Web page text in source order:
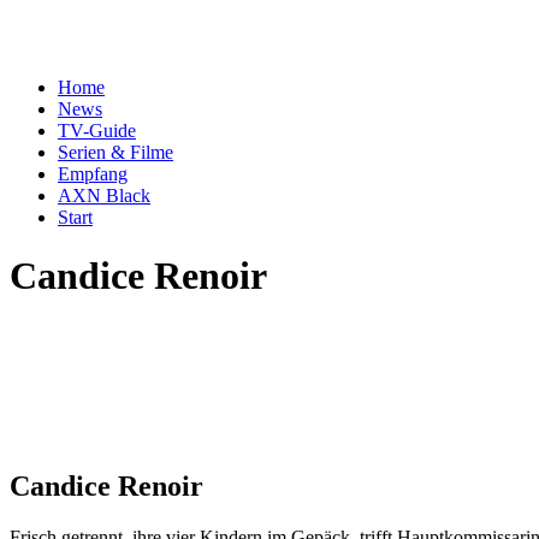
Home
News
TV-Guide
Serien & Filme
Empfang
AXN Black
Start
Candice Renoir
Candice Renoir